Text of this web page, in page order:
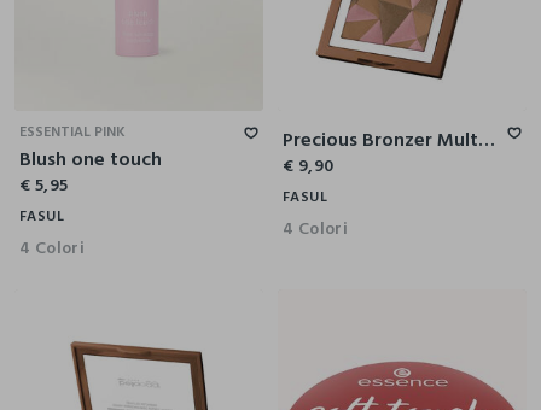
ESSENTIAL PINK
Blush one touch
€ 5,95
FASUL
4 Colori
Precious Bronzer Multicolor Tech - Terra Abbronzante Effetto Naturale E Luminoso
€ 9,90
FASUL
4 Colori